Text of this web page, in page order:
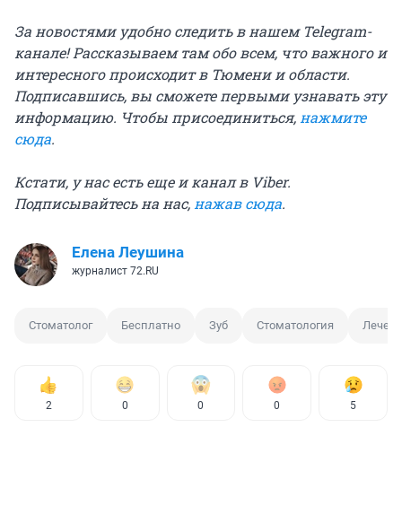
За новостями удобно следить в нашем Telegram-
канале! Рассказываем там обо всем, что важного и
интересного происходит в Тюмени и области.
Подписавшись, вы сможете первыми узнавать эту
информацию. Чтобы присоединиться,нажмите
сюда.
Кстати, у нас есть еще и канал в Viber.
Подписывайтесь на нас,нажав сюда.
Елена Леушина
журналист 72.RU
Стоматолог Бесплатно Зуб Стоматология
2 0 0 0 5